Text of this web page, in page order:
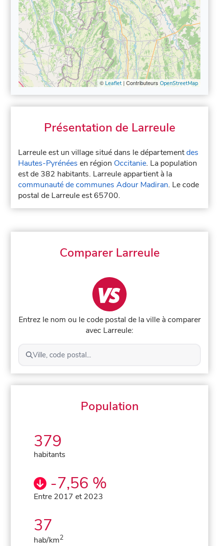
© Leaflet| Contributeurs OpenStreetMap
Présentation de Larreule
Larreule est un village situé dans le départementdes
Hautes-Pyrénées en région Occitanie. La population
est de 382 habitants. Larreule appartient à la
communauté de communes Adour Madiran. Le code
postal de Larreule est 65700.
Comparer Larreule
Entrez le nom ou le code postal de la ville à comparer
avec Larreule:
Ville, code postal...
Population
379
habitants
-7,56 %
Entre 2017 et 2023
37
hab/km2